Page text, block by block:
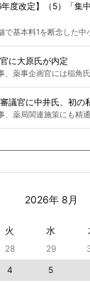
年度改定】（5）「集
で基本料1を断念した中
に大原氏が内定
、薬事企画官には稲角氏
議官に中井氏、初の
、薬局関連施策にも精通
2026年 8月
火 水
28 29
4 5